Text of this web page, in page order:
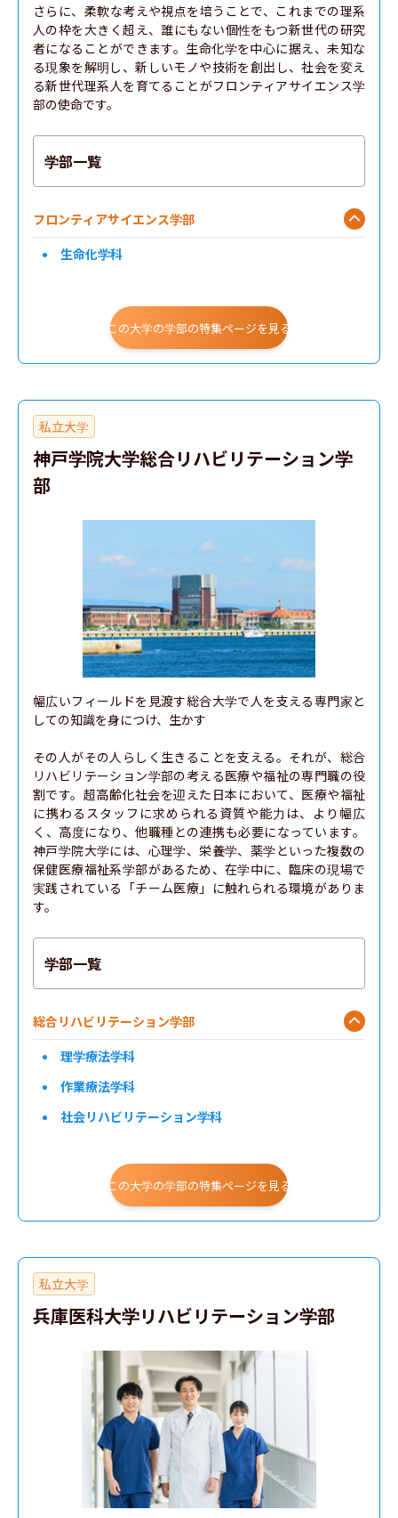
さらに、柔軟な考えや視点を培うことで、これまでの理系
人の枠を大きく超え、誰にもない個性をもつ新世代の研究
者になることができます。生命化学を中心に据え、未知な
る現象を解明し、新しいモノや技術を創出し、社会を変え
る新世代理系人を育てることがフロンティアサイエンス学
部の使命です。
学部一覧
フロンティアサイエンス学部
生命化学科
この大学の学部の特集ページを見る
私立大学
神戸学院大学総合リハビリテーション学
部
幅広いフィールドを見渡す総合大学で人を支える専門家と
しての知識を身につけ、生かす
その人がその人らしく生きることを支える。それが、総合
リハビリテーション学部の考える医療や福祉の専門職の役
割です。超高齢化社会を迎えた日本において、医療や福祉
に携わるスタッフに求められる資質や能力は、より幅広
く、高度になり、他職種との連携も必要になっています。
神戸学院大学には、心理学、栄養学、薬学といった複数の
保健医療福祉系学部があるため、在学中に、臨床の現場で
実践されている「チーム医療」に触れられる環境がありま
す。
学部一覧
総合リハビリテーション学部
理学療法学科
作業療法学科
社会リハビリテーション学科
この大学の学部の特集ページを見る
私立大学
兵庫医科大学リハビリテーション学部